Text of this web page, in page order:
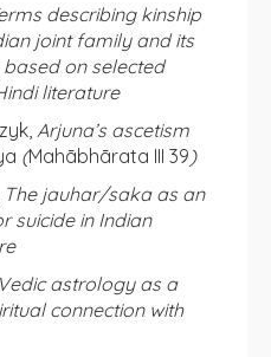
describing kinship
joint family and its
on selected
literature
Arjuna’s ascetism
(Mahābhārata III 39 )
The jauhar/saka as an
suicide in Indian
Vedic astrology as a
connection with